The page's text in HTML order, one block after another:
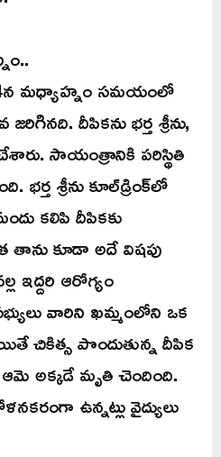
మధ్యాహ్నం సమయంలో
దీపికను భర్త శ్రీను,
సాయంత్రానికి పరిస్థితి
శ్రీను కూల్‌డ్రింక్‌లో
కలిపి దీపికకు
తాను కూడా అదే విషపు
ఇద్దరి ఆరోగ్యం
వారిని ఖమ్మంలోని ఒక
చికిత్స పొందుతున్న దీపిక
అక్కడే మృతి చెందింది.
ఉన్నట్లు వైద్యులు